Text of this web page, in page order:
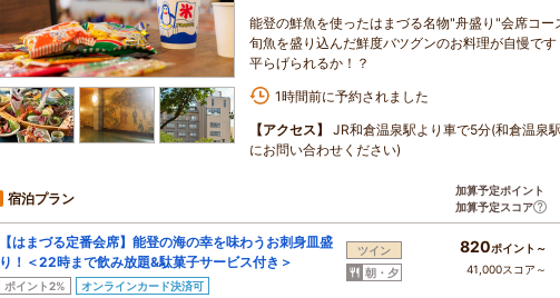
能登の鮮魚を使ったはまづる名物"舟盛り"会席コ
旬魚を盛り込んだ鮮度バツグンのお料理が自慢で
平らげられるか！？
1時間前に予約されました
【アクセス】
JR和倉温泉駅より車で5分(和倉温泉
にお問い合わせください)
宿泊プラン
加算予定ポイント
加算予定スコア
【はまづる定番会席】能登の海の幸を味わうお刺身皿盛
り！＜22時まで飲み放題&駄菓子サービス付き＞
ポイント2% オンラインカード決済可
ツイン
朝・夕
820ポイント～
41,000スコア～